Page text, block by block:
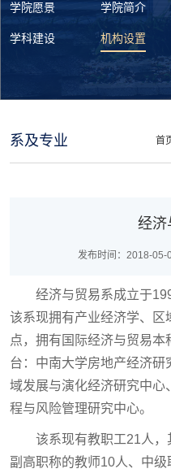
学院愿景 学院简介
学科建设 机构设置
系及专业 首
经济
发布时间：2018-05-
经济与贸易系成立于
该系现拥有产业经济学、
点，拥有国际经济与贸易本
台：中南大学房地产经济研
域发展与演化经济研究中心
程与风险管理研究中心。
该系现有教职工21人，
副高职称的教师10人、中级